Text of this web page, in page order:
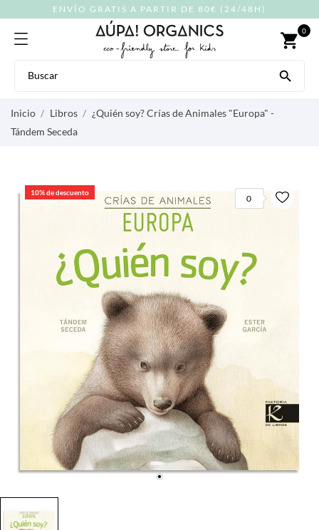
ENVÍO GRATIS A PARTIR DE 80€ (24/48H)
shopping_cart 0

Inicio Libros
¿Quién soy? Crías de Animales "Europa" -
Tándem Seceda
10% de descuento
0